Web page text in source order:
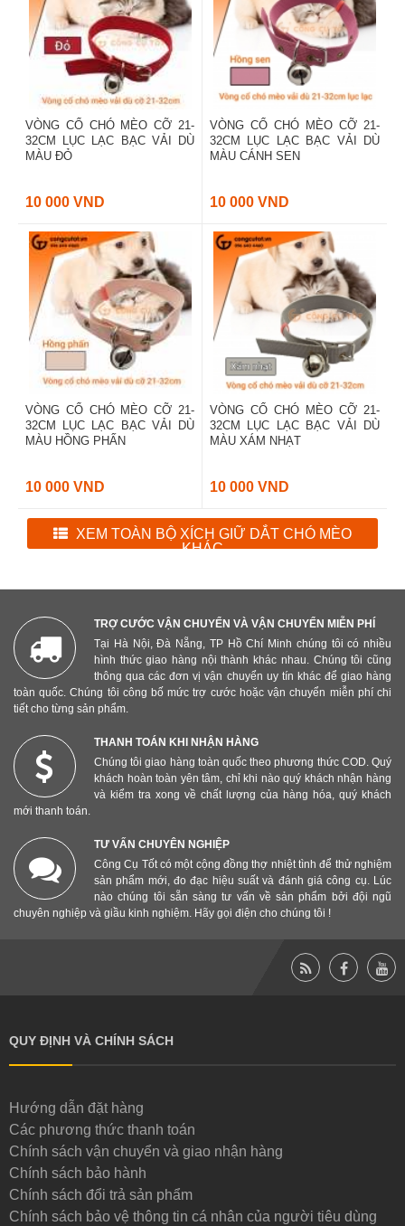
VÒNG CỔ CHÓ MÈO CỠ 21-
32CM LỤC LẠC BẠC VẢI DÙ
MÀU ĐỎ
10 000 VND
VÒNG CỔ CHÓ MÈO CỠ 21-
32CM LỤC LẠC BẠC VẢI DÙ
MÀU CÁNH SEN
10 000 VND
VÒNG CỔ CHÓ MÈO CỠ 21-
32CM LỤC LẠC BẠC VẢI DÙ
MÀU HỒNG PHẤN
10 000 VND
VÒNG CỔ CHÓ MÈO CỠ 21-
32CM LỤC LẠC BẠC VẢI DÙ
MÀU XÁM NHẠT
10 000 VND
XEM TOÀN BỘ XÍCH GIỮ DẮT CHÓ MÈO
KHÁC
TRỢ CƯỚC VẬN CHUYỂN VÀ VẬN CHUYỂN MIỄN PHÍ
Tại Hà Nội, Đà Nẵng, TP Hồ Chí Minh chúng tôi có nhiều
hình thức giao hàng nội thành khác nhau. Chúng tôi cũng
thông qua các đơn vị vận chuyển uy tín khác để giao hàng
toàn quốc. Chúng tôi công bố mức trợ cước hoặc vận chuyển miễn phí chi
tiết cho từng sản phẩm.
THANH TOÁN KHI NHẬN HÀNG
Chúng tôi giao hàng toàn quốc theo phương thức COD. Quý
khách hoàn toàn yên tâm, chỉ khi nào quý khách nhận hàng
và kiểm tra xong về chất lượng của hàng hóa, quý khách
mới thanh toán.
TƯ VẤN CHUYÊN NGHIỆP
Công Cụ Tốt có một cộng đồng thợ nhiệt tình để thử nghiệm
sản phẩm mới, đo đạc hiệu suất và đánh giá công cụ. Lúc
nào chúng tôi sẵn sàng tư vấn về sản phẩm bởi đội ngũ
chuyên nghiệp và giầu kinh nghiệm. Hãy gọi điện cho chúng tôi !
QUY ĐỊNH VÀ CHÍNH SÁCH
Hướng dẫn đặt hàng
Các phương thức thanh toán
Chính sách vận chuyển và giao nhận hàng
Chính sách bảo hành
Chính sách đổi trả sản phẩm
Chính sách bảo vệ thông tin cá nhân của người tiêu dùng